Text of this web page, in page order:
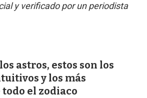
y verificado por un periodista
astros, estos son los
y los más
el zodiaco